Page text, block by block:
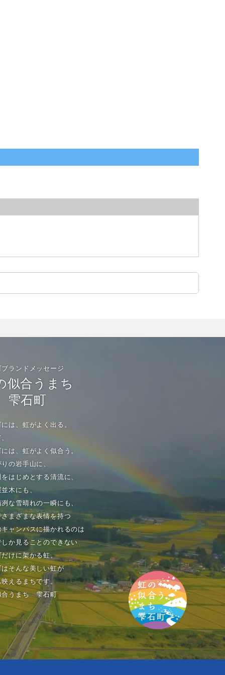
ブランドメッセージ
似合うまち
雫石町
は、虹がよく出る。
は、虹がよく似合う。
の岩手山に、
はじめとする清流に、
木にも、
な雪晴れの一瞬にも、
さまざまな表情を持つ
キャンパスに描かれるのは
しか見ることのできない
だけに架かる虹。
はそんな美しい虹が
映えるまちです。
合うまち 雫石町